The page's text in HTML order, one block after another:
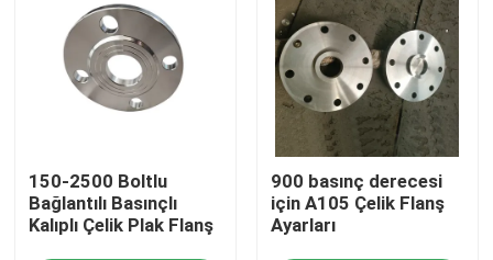
Kalite kontrol
Bize Ulaşın
Haberler
150-2500 Boltlu
Bağlantılı Basınçlı
Kalıplı Çelik Plak Flanş
900 basınç derecesi
için A105 Çelik Flanş
Ayarları